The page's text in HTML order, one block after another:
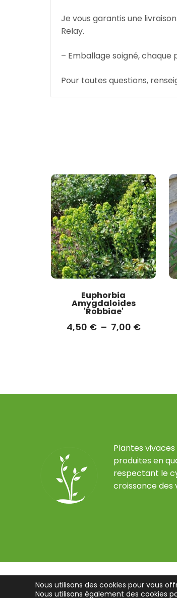
Je vous garantis une
Relay.
– Emballage soigné,
Pour toutes questions,
Euphorbia
Amygdaloides
'Robbiae'
4,50 € – 7,00 €
Plantes
produites en
respectant le
croissance des
Nous utilisons des cookies pour vous
Nous utilisons également des cookies